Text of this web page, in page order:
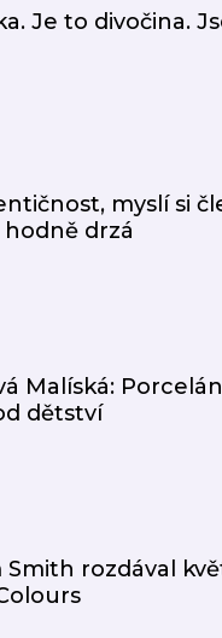
Je to divočina.
myslí si
hodně drzá
Malíská:
dětství
rozdával